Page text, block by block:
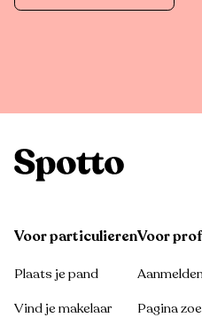
Voor particulieren
Plaats je pand
Vind je makelaar
Voor
Pagina